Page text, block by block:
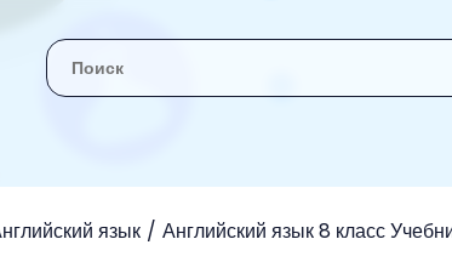
язык Английский язык 8 класс